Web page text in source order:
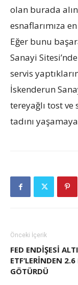
olan burada
esnaflarımıza
Eğer bunu
Sanayi
servis
İskenderun
tereyağlı tost
tadını
Önceki İçerik
FED ENDIŞESI
ETF’LERINDEN
GÖTÜRDÜ